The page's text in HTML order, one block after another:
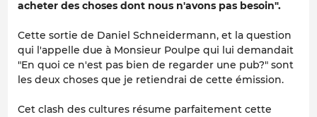
acheter des choses dont nous n'avons pas besoin".
Cette sortie de Daniel Schneidermann, et la question
qui l'appelle due à Monsieur Poulpe qui lui demandait
"En quoi ce n'est pas bien de regarder une pub?" sont
les deux choses que je retiendrai de cette émission.
Cet clash des cultures résume parfaitement cette